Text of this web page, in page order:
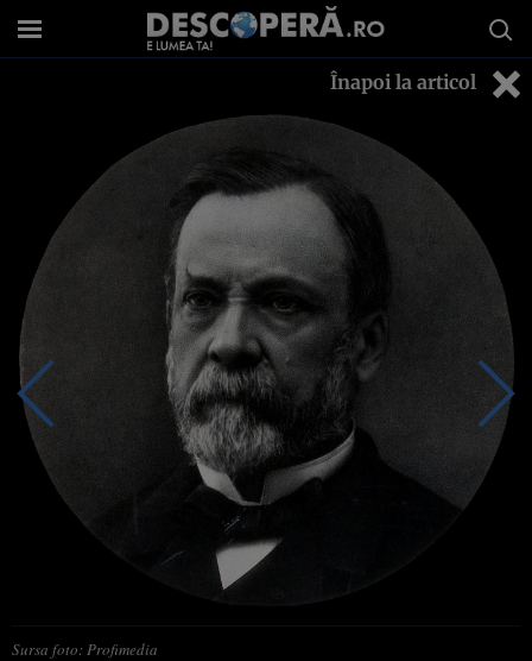
Înapoi la articol
Sursa foto: Profimedia